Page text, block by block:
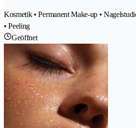
Kosmetik • Permanent Make-up •
• Peeling
Geöffnet